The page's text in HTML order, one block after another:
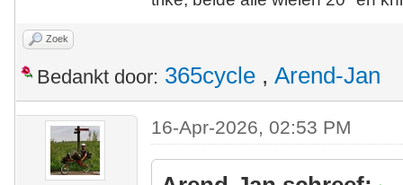
Zoek
Bedankt door: 365cycle , Arend-Jan
16-Apr-2026, 02:53 PM